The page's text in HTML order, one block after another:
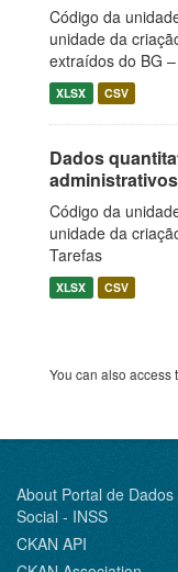
Código da
unidade da
extraídos do BG
XLSX CSV
Dados
Código da
unidade da
Tarefas
XLSX CSV
You can also access
About Portal de
Social - INSS
CKAN API